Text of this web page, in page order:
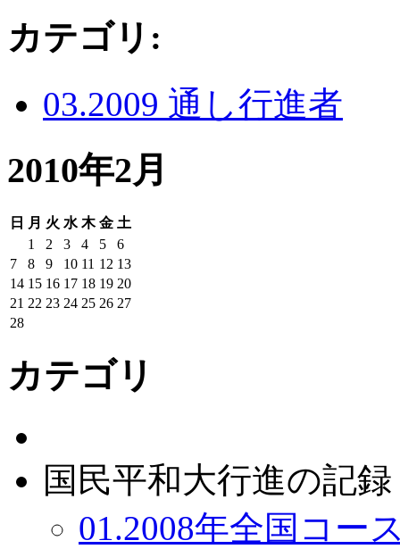
カテゴリ :
03.2009 通し行進者
2010年2月
日 月 火 水 木 金 土
1
2 3 4 5
6
7
8 9 10 11 12 13
14 15 16 17 18 19 20
21 22 23 24 25 26 27
28
カテゴリ
国民平和大行進の記録
01.2008年全国コー